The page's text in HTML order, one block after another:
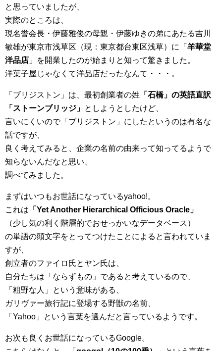
と思っていましたが、
実際のところは、
現名誉会長・伊藤雅俊の母親・伊藤ゆきの弟にあたる吉川
敏雄が東京市浅草区（現：東京都台東区浅草）に「 羊華堂
洋品店 」を開業したのが始まりと知って驚きました。
洋菓子屋じゃなくて洋品店だったなんて・・・。
「ブリジストン」は、最初創業者の姓 「石橋」の英語直訳
「ストーンブリッジ」 としようとしたけど、
言いにくいので「ブリジストン」にしたというのは有名な
話ですが、
良く考えてみると、企業の名前の由来って知ってるようで
知らないんだなと思い、
調べてみました。
まずはいつもお世話になっているyahoo!。
これは 「Yet Another Hierarchical Officious Oracle」
（少し気の利く階層的でおせっかいなデータベース）
の単語の頭文字をとってつけたことによると言われていま
すが、
創立者のファイロ氏とヤン氏は、
自分たちは「ならずもの」であると考えているので、
「粗野な人」という意味がある、
ガリヴァー旅行記に登場する野獣の名前、
「Yahoo」という言葉を選んだと言っているようです。
お次も良くお世話になっているGoogle。